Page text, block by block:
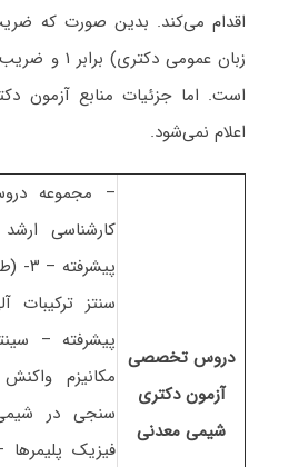
اقدام می‌کند. بدین صورت که
است. اما جزئیات منابع آزمون
اعلام نمی‌شود.
دروس تخصصی
آزمون دکتری
شیمی معدنی
– مجموعه
پیشرفته –
مکانیزم
فیزیک